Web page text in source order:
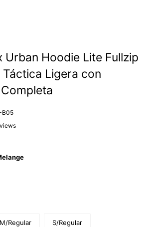
Urban Hoodie Lite Fullzip
Ligera con
B05
M/Regular S/Regular